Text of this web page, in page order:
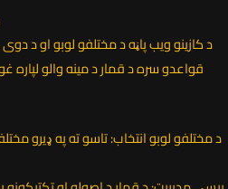
قواعدو سره د قمار د مینه والو لپاره
د مختلفو لوبو انتخاب: تاسو ته په ډیرو